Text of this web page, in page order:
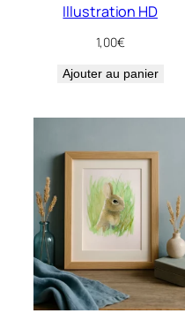
Illustration HD
1,00€
Ajouter au panier